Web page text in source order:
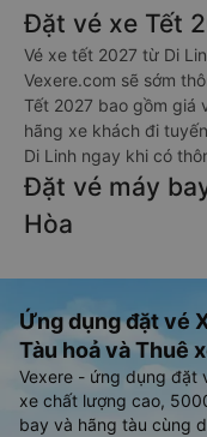
Đặt vé xe Tết
Vé xe tết 2027 từ Di
Vexere.com sẽ sớm
Tết 2027 bao gồm giá
hãng xe khách đi
Di Linh ngay khi có
Đặt vé máy
Hòa
Ứng dụng đặt vé
Tàu hoả và Thuê
Vexere - ứng dụng đặt
xe chất lượng cao,
bay và hãng tàu cùng